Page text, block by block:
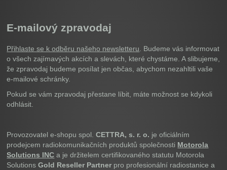
E-mailový zpravodaj
Přihlaste se k odběru našeho newsletteru . Budeme vás informovat
o všech zajímavých akcích a slevách, které chystáme. A slibujeme,
že zpravodaj budeme posílat jen občas, abychom nezahltili vaše
e-mailové schránky.
Pokud se vám zpravodaj přestane líbit, máte možnost se kdykoli
odhlásit.
Provozovatel e-shopu spol.CETTRA, s. r. o. je oficiálním
prodejcem radiokomunikačních produktů společnosti Motorola
Solutions INC a je držitelem certifikovaného statutu Motorola
SolutionsGold Reseller Partner pro profesionální radiostanice a